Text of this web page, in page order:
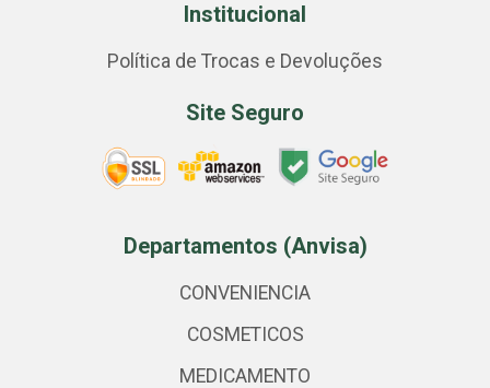
Institucional
Política de Trocas e Devoluções
Site Seguro
Departamentos (Anvisa)
CONVENIENCIA
COSMETICOS
MEDICAMENTO